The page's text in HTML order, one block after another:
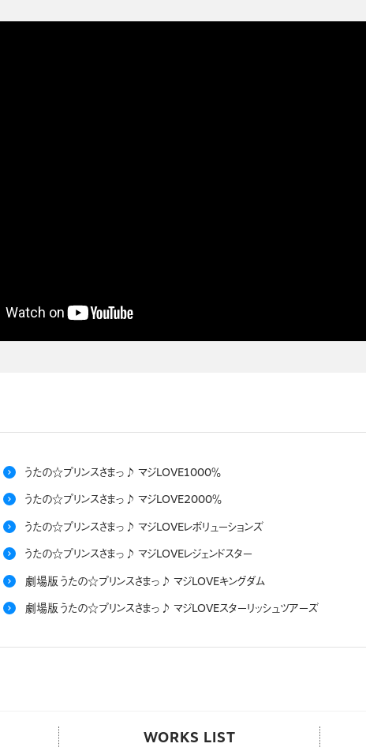
うたの☆プリンスさまっ♪ マジLOVE1000％
うたの☆プリンスさまっ♪ マジLOVE2000％
うたの☆プリンスさまっ♪ マジLOVEレボリューションズ
うたの☆プリンスさまっ♪ マジLOVEレジェンドスター
劇場版 うたの☆プリンスさまっ♪ マジLOVEキングダム
劇場版 うたの☆プリンスさまっ♪ マジLOVEスターリッシュツアーズ
WORKS LIST